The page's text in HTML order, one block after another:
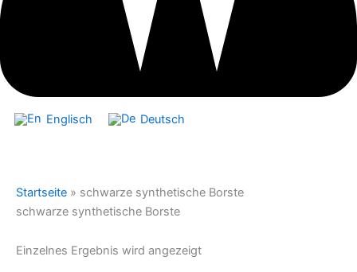
Englisch Deutsch
Startseite » schwarze synthetische Borste
schwarze synthetische Borste
Einzelnes Ergebnis wird angezeigt